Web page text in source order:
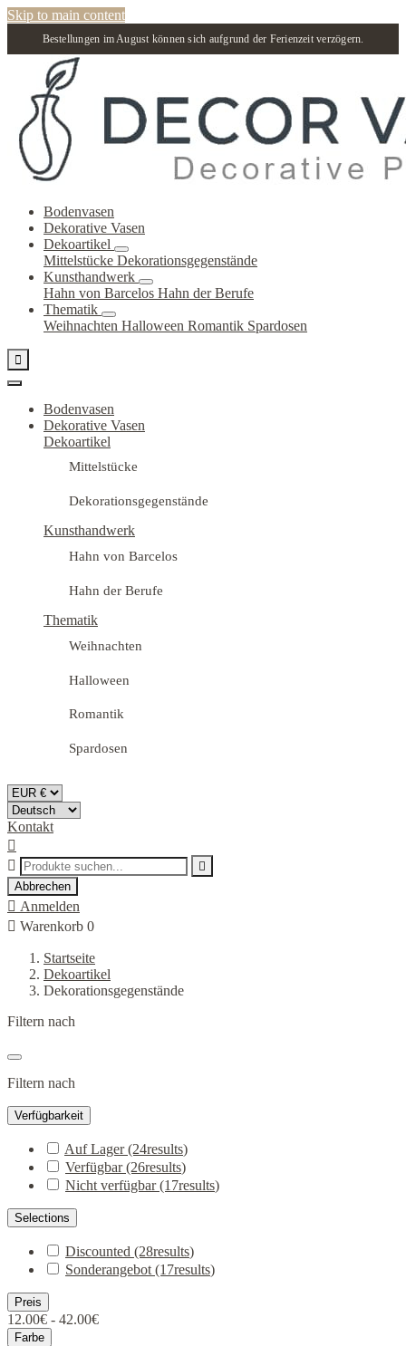
Skip to main content
Bestellungen im August können sich aufgrund der Ferienzeit verzögern.
Bodenvasen
Dekorative Vasen
Dekoartikel
Mittelstücke Dekorationsgegenstände
Kunsthandwerk
Hahn von Barcelos Hahn der Berufe
Thematik
Weihnachten Halloween Romantik Spardosen

Bodenvasen
Dekorative Vasen
Dekoartikel
Mittelstücke
Dekorationsgegenstände
Kunsthandwerk
Hahn von Barcelos
Hahn der Berufe
Thematik
Weihnachten
Halloween
Romantik
Spardosen
Kontakt



Abbrechen
 Anmelden
 Warenkorb 0
Startseite
Dekoartikel
Dekorationsgegenstände
Filtern nach
Filtern nach
Verfügbarkeit
Auf Lager(24results)
Verfügbar(26results)
Nicht verfügbar(17results)
Selections
Discounted (28results)
Sonderangebot (17results)
Preis
12.00€ - 42.00€
Farbe